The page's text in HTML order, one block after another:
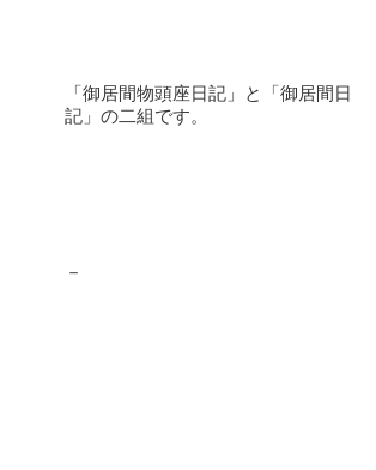
御在所書簡録
「御居間物頭座日記」と「御居間日
記」の二組です。
－